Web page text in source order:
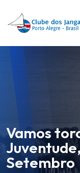
Vamos
Setembro